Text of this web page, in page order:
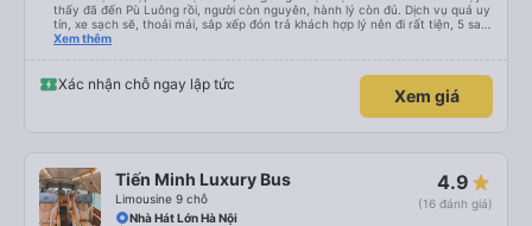
thấy đã đến Pù Luông rồi, người còn nguyên, hành lý còn đủ. Dịch vụ quá uy
tín, xe sạch sẽ, thoải mái, sắp xếp đón trả khách hợp lý nên đi rất tiện, 5 sao
không cần suy nghĩ. Giá cả phù hợp, trải nghiệm rất tốt. Sẽ tiếp tục ủng hộ
Xem thêm
Xác nhận chỗ ngay lập tức
Xem giá
Tiến Minh Luxury Bus
Limousine 9 chỗ
4.9
(16 đánh giá)
Nhà Hát Lớn Hà Nội